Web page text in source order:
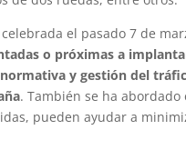
celebrada el pasado 7 de
o próximas a
y gestión del
. También se ha
pueden ayudar a